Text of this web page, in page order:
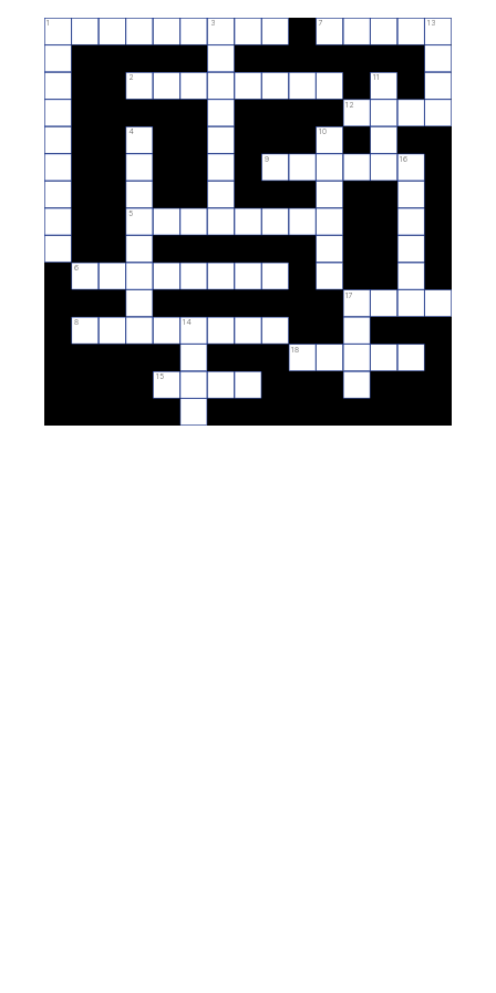
1 3 7 13
2 11
12
4 10
9 16
5
6
17
8 14
18
15